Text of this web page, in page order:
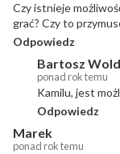
Czy istnieje
grać? Czy to
Odpowiedz
Bartosz
ponad rok temu
Kamilu, jest
Odpowiedz
Marek
ponad rok temu